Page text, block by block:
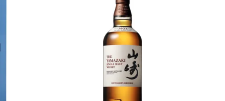
product variant items in cart, view bag